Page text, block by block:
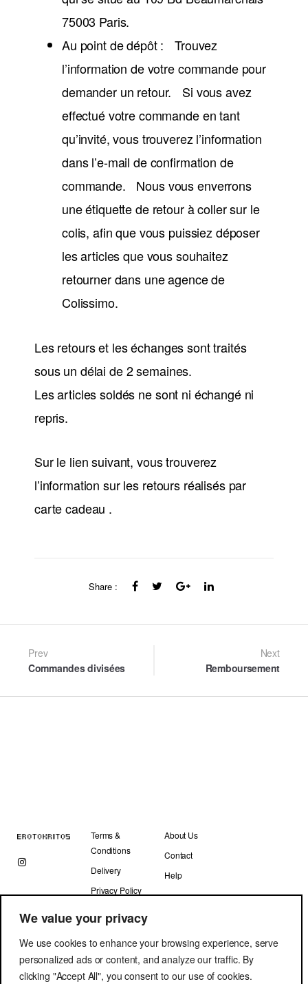
We value your privacy
We use cookies to enhance your browsing experience, serve
personalized ads or content, and analyze our traffic. By
clicking "Accept All", you consent to our use of cookies.
75003 Paris.
Au point de dépôt : Trouvez
l’information de votre commande pour
demander un retour. Si vous avez
effectué votre commande en tant
qu’invité, vous trouverez l’information
dans l’e-mail de confirmation de
commande. Nous vous enverrons
une étiquette de retour à coller sur le
colis, afin que vous puissiez déposer
les articles que vous souhaitez
retourner dans une agence de
Colissimo.
Les retours et les échanges sont traités
sous un délai de 2 semaines.
Les articles soldés ne sont ni échangé ni
repris.
Sur le lien suivant, vous trouverez
l’information sur les retours réalisés par
carte cadeau .
Share :
Post
navigation
Prev
Commandes divisées
Next
Remboursement
Terms &
Conditions
Delivery
Privacy Policy
About Us
Contact
Help